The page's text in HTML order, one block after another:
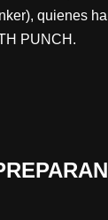
quienes
PUNCH.